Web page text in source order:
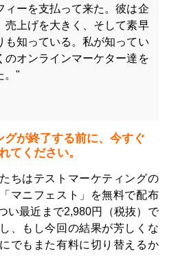
ィーを支払って来た。彼は企
売上げを大きく、そして素早
も知っている。私が知ってい
のオンラインマーケター達を
。"
グが終了する前に、今すぐ
てください。
ちはテストマーケティングの
マニフェスト」を無料で配布
い最近まで2,980円（税抜）で
、もし今回の結果が芳しくな
でもまた有料に切り替えるか